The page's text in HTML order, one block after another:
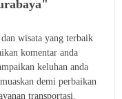
wisata yang terbaik
komentar anda
keluhan anda
demi perbaikan
transportasi.